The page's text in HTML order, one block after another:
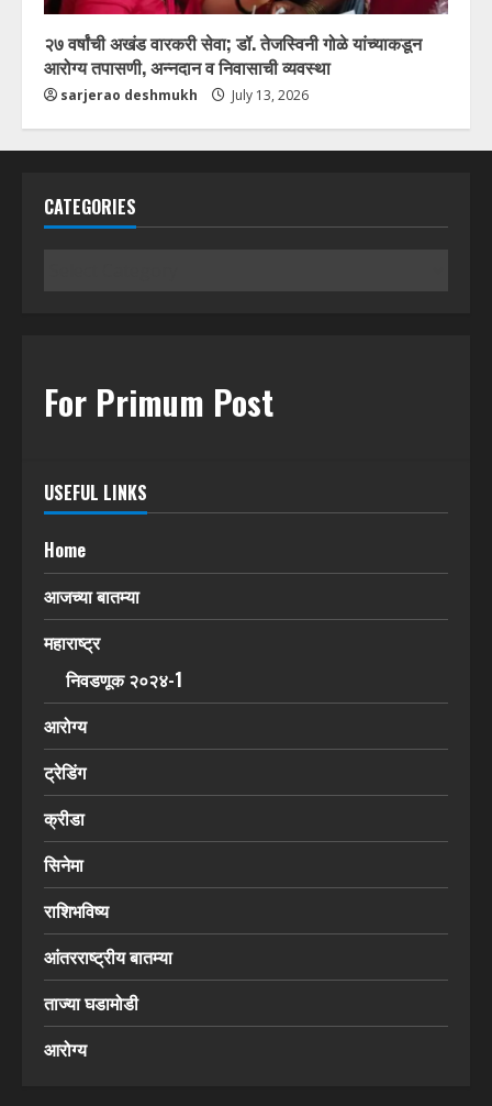
२७ वर्षांची अखंड वारकरी सेवा; डॉ. तेजस्विनी गोळे यांच्याकडून
आरोग्य तपासणी, अन्नदान व निवासाची व्यवस्था
sarjerao deshmukh July 13, 2026
CATEGORIES
For Primum Post
USEFUL LINKS
Home
आजच्या बातम्या
महाराष्ट्र
निवडणूक २०२४-1
आरोग्य
ट्रेडिंग
क्रीडा
सिनेमा
राशिभविष्य
आंतरराष्ट्रीय बातम्या
ताज्या घडामोडी
आरोग्य